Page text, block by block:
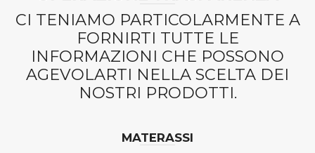
CI TENIAMO PARTICOLARMENTE A
FORNIRTI TUTTE LE
INFORMAZIONI CHE POSSONO
AGEVOLARTI NELLA SCELTA DEI
NOSTRI PRODOTTI.
MATERASSI